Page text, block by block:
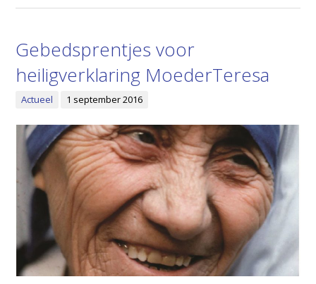
Gebedsprentjes voor
heiligverklaring MoederTeresa
Actueel 1 september 2016